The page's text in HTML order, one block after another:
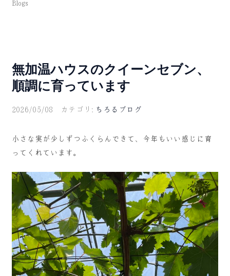
Blogs
無加温ハウスのクイーンセブン、
順調に育っています
2026/05/08 カテゴリ: ちろるブログ
小さな実が少しずつふくらんできて、今年もいい感じに育
ってくれています。